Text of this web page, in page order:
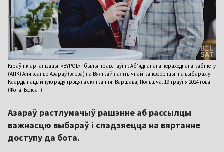
Кіраўнік арганізацыі «BYPOL» і былы прадстаўнік Аб’яднанага пераходнага кабінету
(АПК) Аляксандр Азараў (злева) на Вялікай палітычнай канферэнцыі па выбарах у
Каардынацыйную раду трэцяга склікання. Варшава, Польшча. 19 траўня 2024 года.
(Фота: Белсат)
Азараў растлумачыў рашэнне аб рассылцы
важнасцю выбараў і спадзяецца на вяртанне
доступу да бота.